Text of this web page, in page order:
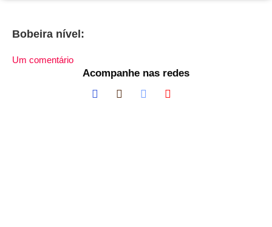
Bobeira nível:
Um comentário
Acompanhe nas redes